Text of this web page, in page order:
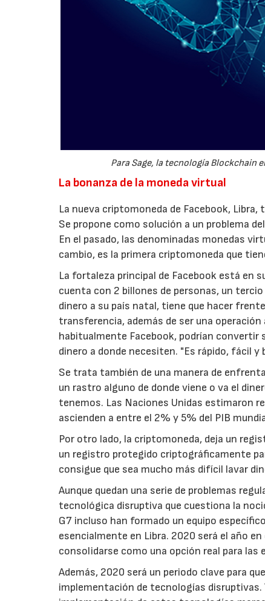
Para Sage, la tecnología Blockchain
La bonanza de la moneda virtual
La nueva criptomoneda de Facebook,
Se propone como solución a un problema
En el pasado, las denominadas monedas
cambio, es la primera criptomoneda que
La fortaleza principal de Facebook está en
cuenta con 2 billones de personas, un
dinero a su país natal, tiene que hacer
transferencia, además de ser una
habitualmente Facebook, podrían convertir
dinero a donde necesiten. "Es rápido, fácil y
Se trata también de una manera de
un rastro alguno de donde viene o va el
tenemos. Las Naciones Unidas estimaron
ascienden a entre el 2% y 5% del PIB
Por otro lado, la criptomoneda, deja un
un registro protegido criptográficamente
consigue que sea mucho más difícil lavar
Aunque quedan una serie de problemas
tecnológica disruptiva que cuestiona la
G7 incluso han formado un equipo
esencialmente en Libra. 2020 será el año
consolidarse como una opción real para las
Además, 2020 será un periodo clave para
implementación de tecnologías